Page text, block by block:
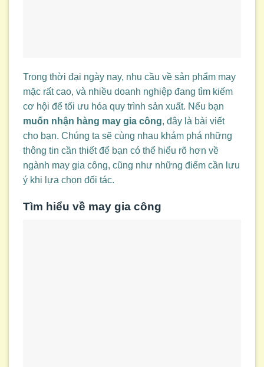
Trong thời đại ngày nay, nhu cầu về sản phẩm may
mặc rất cao, và nhiều doanh nghiệp đang tìm kiếm
cơ hội để tối ưu hóa quy trình sản xuất. Nếu bạn
muốn nhận hàng may gia công, đây là bài viết
cho bạn. Chúng ta sẽ cùng nhau khám phá những
thông tin cần thiết để bạn có thể hiểu rõ hơn về
ngành may gia công, cũng như những điểm cần lưu
ý khi lựa chọn đối tác.
Tìm hiểu về may gia công